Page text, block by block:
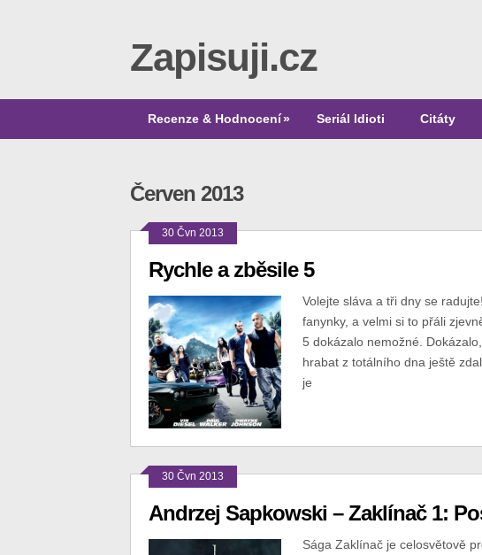
Zapisuji.cz
Recenze & Hodnocení» Seriál Idioti Citáty
Červen 2013
30 Čvn 2013
Rychle a zběsile 5
Volejte sláva a tři dny se
fanynky, a velmi si to přáli
5 dokázalo nemožné.
hrabat z totálního dna ještě
je
30 Čvn 2013
Andrzej Sapkowski – Zaklínač 1:
Sága Zaklínač je celosvětově